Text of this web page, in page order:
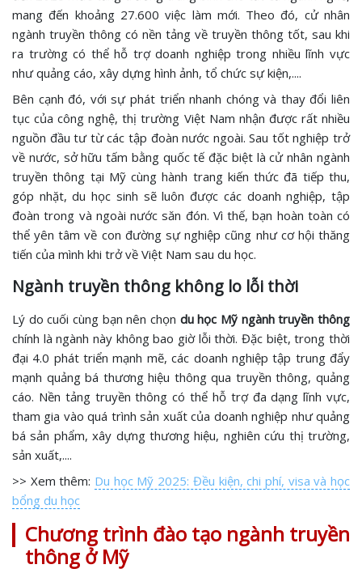
mang đến khoảng 27.600 việc làm mới. Theo đó, cử nhân
ngành truyền thông có nền tảng về truyền thông tốt, sau khi
ra trường có thể hỗ trợ doanh nghiệp trong nhiều lĩnh vực
như quảng cáo, xây dựng hình ảnh, tổ chức sự kiện,....
Bên cạnh đó, với sự phát triển nhanh chóng và thay đổi liên
tục của công nghệ, thị trường Việt Nam nhận được rất nhiều
nguồn đầu tư từ các tập đoàn nước ngoài. Sau tốt nghiệp trở
về nước, sở hữu tấm bằng quốc tế đặc biệt là cử nhân ngành
truyền thông tại Mỹ cùng hành trang kiến thức đã tiếp thu,
góp nhặt, du học sinh sẽ luôn được các doanh nghiệp, tập
đoàn trong và ngoài nước săn đón. Vì thế, bạn hoàn toàn có
thể yên tâm về con đường sự nghiệp cũng như cơ hội thăng
tiến của mình khi trở về Việt Nam sau du học.
Ngành truyền thông không lo lỗi thời
Lý do cuối cùng bạn nên chọn du học Mỹ ngành truyền thông
chính là ngành này không bao giờ lỗi thời. Đặc biệt, trong thời
đại 4.0 phát triển mạnh mẽ, các doanh nghiệp tập trung đẩy
mạnh quảng bá thương hiệu thông qua truyền thông, quảng
cáo. Nền tảng truyền thông có thể hỗ trợ đa dạng lĩnh vực,
tham gia vào quá trình sản xuất của doanh nghiệp như quảng
bá sản phẩm, xây dựng thương hiệu, nghiên cứu thị trường,
sản xuất,....
>> Xem thêm: Du học Mỹ 2025: Đều kiện, chi phí, visa và học
bổng du học
Chương trình đào tạo ngành truyền
thông ở Mỹ